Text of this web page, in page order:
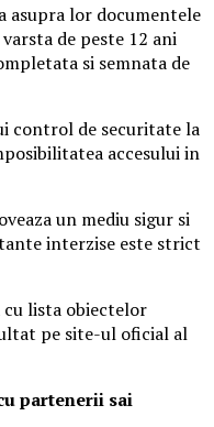
asupra lor documentele
de peste 12 ani
si semnata de
control de securitate la
accesului in
un mediu sigur si
interzise este strict
lista obiectelor
pe site-ul oficial al
partenerii sai